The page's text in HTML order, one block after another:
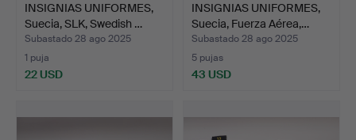
INSIGNIAS UNIFORMES,
Suecia, SLK, Swedish …
Subastado 28 ago 2025
1 puja
22 USD
INSIGNIAS UNIFORMES,
Suecia, Fuerza Aérea,…
Subastado 28 ago 2025
5 pujas
43 USD